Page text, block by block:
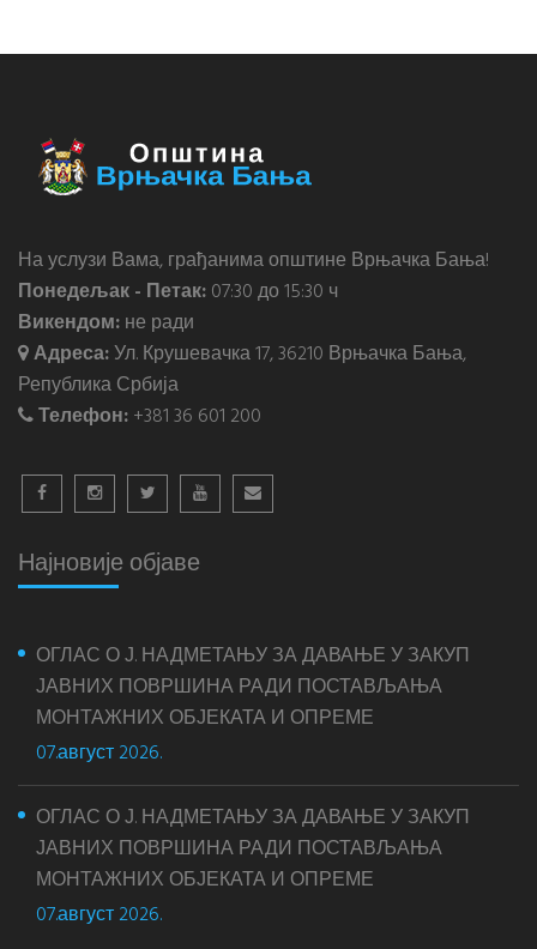
На услузи Вама, грађанима општине Врњачка Бања!
Понедељак - Петак:07:30 до 15:30 ч
Викендом:не ради
Адреса:Ул. Крушевачка 17, 36210 Врњачка Бања,
Република Србија
Телефон:+381 36 601 200
Најновије објаве
ОГЛАС О Ј. НАДМЕТАЊУ ЗА ДАВАЊЕ У ЗАКУП
ЈАВНИХ ПОВРШИНА РАДИ ПОСТАВЉАЊА
МОНТАЖНИХ ОБЈЕКАТА И ОПРЕМЕ
07.август 2026.
ОГЛАС О Ј. НАДМЕТАЊУ ЗА ДАВАЊЕ У ЗАКУП
ЈАВНИХ ПОВРШИНА РАДИ ПОСТАВЉАЊА
МОНТАЖНИХ ОБЈЕКАТА И ОПРЕМЕ
07.август 2026.